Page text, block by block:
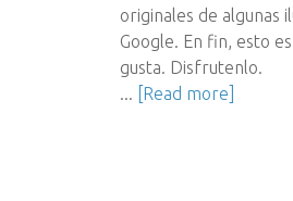
originales de algunas
Google. En fin, esto
gusta. Disfrutenlo.
...
[Read more]